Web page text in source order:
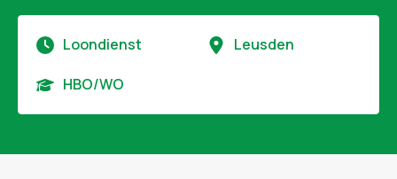
Loondienst Leusden
HBO/WO